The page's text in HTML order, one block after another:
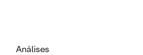
Análises